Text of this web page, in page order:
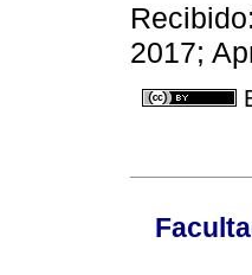
2017;